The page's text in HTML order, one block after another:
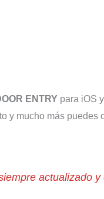
ENTRY para iOS
y mucho más
actualizado